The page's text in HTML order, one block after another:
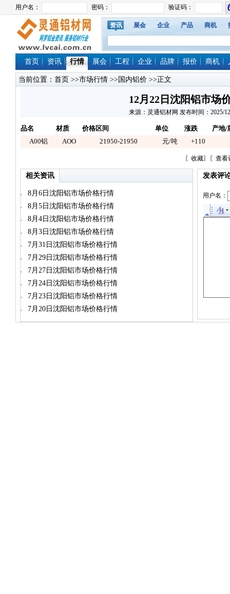
资讯 展会 企业 产品 商机
首页 资讯 行情 展会 工程 企业 品牌 报价 商机
当前位置： 首页 >>市场行情 >>国内铝价 >>正文
12月22日沈阳铝市场
来源：灵通铝材网 发布时间：2025/
品名 材质 价格区间 单位 涨跌
产地/
A00铝
AOO 21950-21950 元/吨 +110
〖 收藏〗〖 查看
相关资讯
8月6日沈阳铝市场价格行情
8月5日沈阳铝市场价格行情
8月4日沈阳铝市场价格行情
8月3日沈阳铝市场价格行情
7月31日沈阳铝市场价格行情
7月29日沈阳铝市场价格行情
7月27日沈阳铝市场价格行情
7月24日沈阳铝市场价格行情
7月23日沈阳铝市场价格行情
7月20日沈阳铝市场价格行情
发表评
用户名：